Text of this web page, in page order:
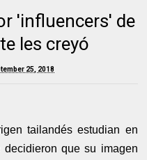
'influencers' de
les creyó
25, 2018
tailandés estudian en
que su imagen